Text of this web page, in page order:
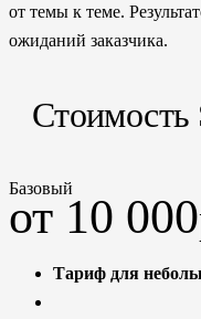
от темы к теме.
ожиданий заказчика.
Стоимость
Базовый
от 10 000
Тариф для